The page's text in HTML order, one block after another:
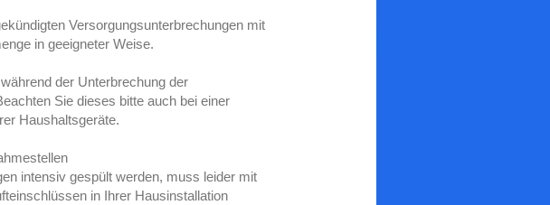
Versorgungsunterbrechungen mit
in geeigneter Weise.
der Unterbrechung der
Sie dieses bitte auch bei einer
Haushaltsgeräte.
intensiv gespült werden, muss leider mit
in Ihrer Hausinstallation